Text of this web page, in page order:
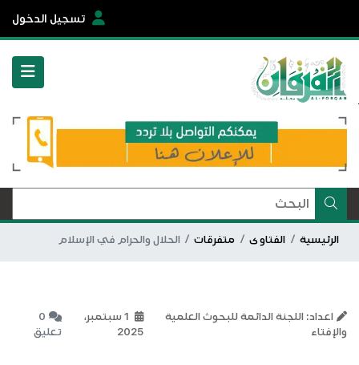
تسجيل الدخول
الرئيسية الفتاوى متفرقات الحلال والحرام في الإسلام
اعداد: اللجنة الدائمة للبحوث العلمية
والإفتاء
1 سبتمبر،
2025
0
تعليق